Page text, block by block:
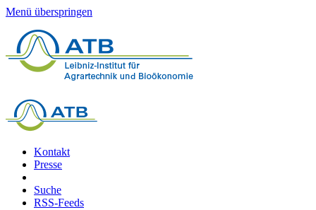
Menü überspringen
Kontakt
Presse
Suche
RSS-Feeds